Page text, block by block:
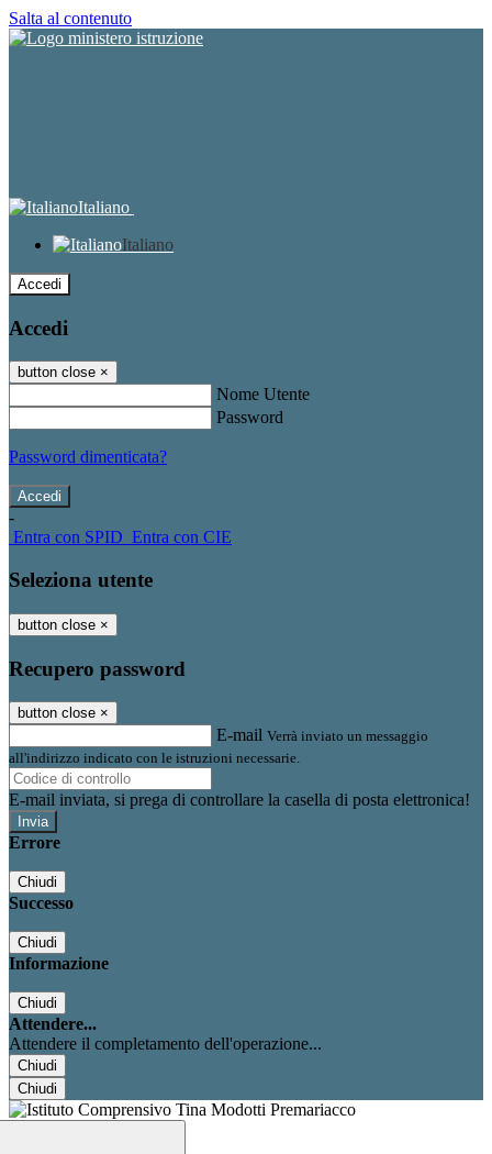
Salta al contenuto
Italiano
Italiano
Accedi
Accedi
button close ×
Nome Utente
Password
Password dimenticata?
-
Entra con SPID Entra con CIE
Seleziona utente
button close ×
Recupero password
button close ×
E-mail Verrà inviato un messaggio
all'indirizzo indicato con le istruzioni necessarie.
E-mail inviata, si prega di controllare la casella di posta elettronica!
Errore
Chiudi
Successo
Chiudi
Informazione
Chiudi
Attendere...
Attendere il completamento dell'operazione...
Chiudi
Chiudi